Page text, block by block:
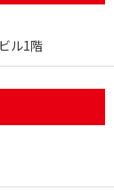
ル1階